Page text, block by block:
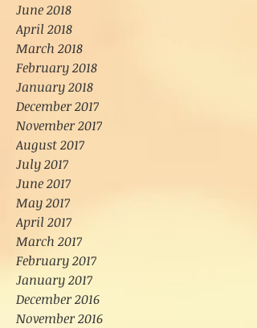
June 2018
April 2018
March 2018
February 2018
January 2018
December 2017
November 2017
August 2017
July 2017
June 2017
May 2017
April 2017
March 2017
February 2017
January 2017
December 2016
November 2016